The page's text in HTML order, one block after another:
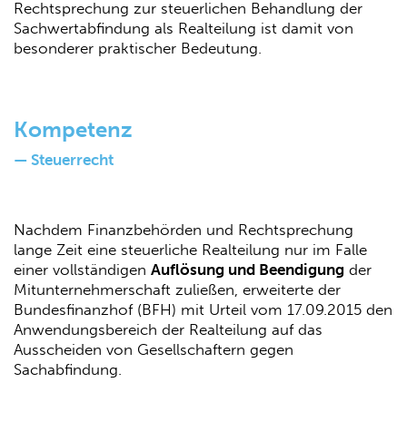
Rechtsprechung zur steuerlichen Behandlung der
Sachwertabfindung als Realteilung ist damit von
besonderer praktischer Bedeutung.
Kompetenz
— Steuerrecht
Nachdem Finanzbehörden und Rechtsprechung
lange Zeit eine steuerliche Realteilung nur im Falle
einer vollständigen Auflösung und Beendigung der
Mitunternehmerschaft zuließen, erweiterte der
Bundesfinanzhof (BFH) mit Urteil vom 17.09.2015 den
Anwendungsbereich der Realteilung auf das
Ausscheiden von Gesellschaftern gegen
Sachabfindung.